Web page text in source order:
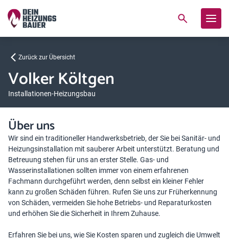
Zurück zur Übersicht
Volker Költgen
Installationen-Heizungsbau
Über uns
Wir sind ein traditioneller Handwerksbetrieb, der Sie bei Sanitär- und
Heizungsinstallation mit sauberer Arbeit unterstützt. Beratung und
Betreuung stehen für uns an erster Stelle. Gas- und
Wasserinstallationen sollten immer von einem erfahrenen
Fachmann durchgeführt werden, denn selbst ein kleiner Fehler
kann zu großen Schäden führen. Rufen Sie uns zur Früherkennung
von Schäden, vermeiden Sie hohe Betriebs- und Reparaturkosten
und erhöhen Sie die Sicherheit in Ihrem Zuhause.
Erfahren Sie bei uns, wie Sie Kosten sparen und zugleich die Umwelt